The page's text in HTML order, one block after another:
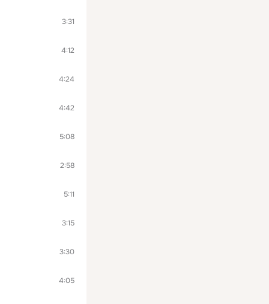
3:31
4:12
4:24
4:42
5:08
2:58
5:11
3:15
3:30
4:05